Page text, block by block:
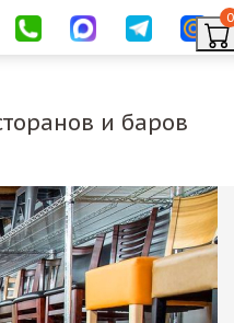
0
и баров